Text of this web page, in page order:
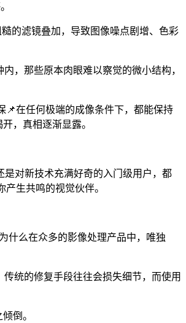
的滤镜叠加，导致图像噪点剧增、色彩
，那些原本肉眼难以察觉的微小结构，
📌在任何极端的成像条件下，都能保持
，真相逐渐显露。
对新技术充满好奇的入门级用户，都
生共鸣的视觉伙伴。
什么在众多的影像处理产品中，唯独
统的修复手段往往会损失细节，而使用
倒。